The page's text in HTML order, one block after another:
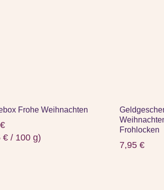
Frohe Weihnachten
€
€ / 100 g)
Frohlocken
7,95€